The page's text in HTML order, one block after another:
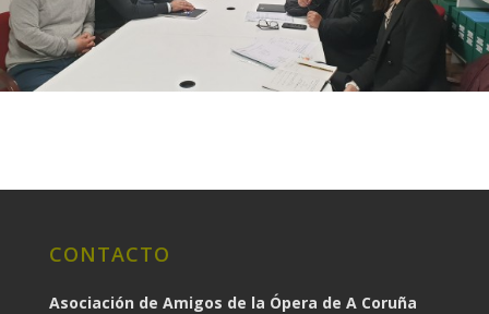
CONTACTO
Asociación de Amigos de la Ópera de A Coruña